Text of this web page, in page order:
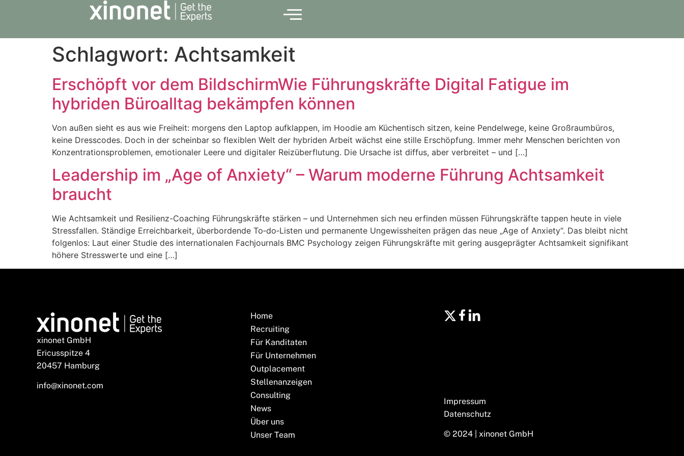
Schlagwort: Achtsamkeit
Erschöpft vor dem BildschirmWie Führungskräfte Digital Fatigue im
hybriden Büroalltag bekämpfen können
Von außen sieht es aus wie Freiheit: morgens den Laptop aufklappen, im Hoodie am Küchentisch sitzen, keine Pendelwege, keine Großraumbüros,
keine Dresscodes. Doch in der scheinbar so flexiblen Welt der hybriden Arbeit wächst eine stille Erschöpfung. Immer mehr Menschen berichten von
Konzentrationsproblemen, emotionaler Leere und digitaler Reizüberflutung. Die Ursache ist diffus, aber verbreitet – und […]
Leadership im „Age of Anxiety“ – Warum moderne Führung Achtsamkeit
braucht
Wie Achtsamkeit und Resilienz-Coaching Führungskräfte stärken – und Unternehmen sich neu erfinden müssen Führungskräfte tappen heute in viele
Stressfallen. Ständige Erreichbarkeit, überbordende To‑do‑Listen und permanente Ungewissheiten prägen das neue „Age of Anxiety“. Das bleibt nicht
folgenlos: Laut einer Studie des internationalen Fachjournals BMC Psychology zeigen Führungskräfte mit gering ausgeprägter Achtsamkeit signifikant
höhere Stresswerte und eine […]
xinonet GmbH
Ericusspitze 4
20457 Hamburg
info@xinonet.com
Home
Recruiting
Für Kanditaten
Für Unternehmen
Outplacement
Stellenanzeigen
Consulting
News
Über uns
Unser Team
Impressum
Datenschutz
© 2024 | xinonet GmbH